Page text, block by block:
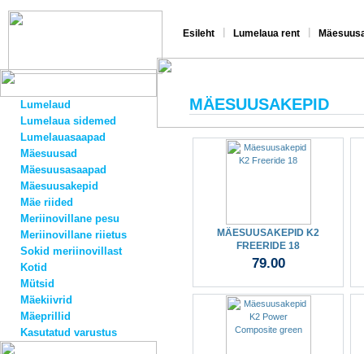
Esileht Lumelaua rent
Lumelaud
Lumelaua sidemed
Lumelauasaapad
Mäesuusad
Mäesuusasaapad
Mäesuusakepid
Mäe riided
Meriinovillane pesu
Meriinovillane riietus
Sokid meriinovillast
Kotid
Mütsid
Mäekiivrid
Mäeprillid
Kasutatud varustus
MÄESUUSAKEPID
MÄESUUSAKEPID K2
FREERIDE 18
79.00